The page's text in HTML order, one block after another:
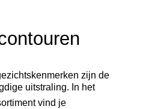
zijn de
uitstraling. In het
vind je